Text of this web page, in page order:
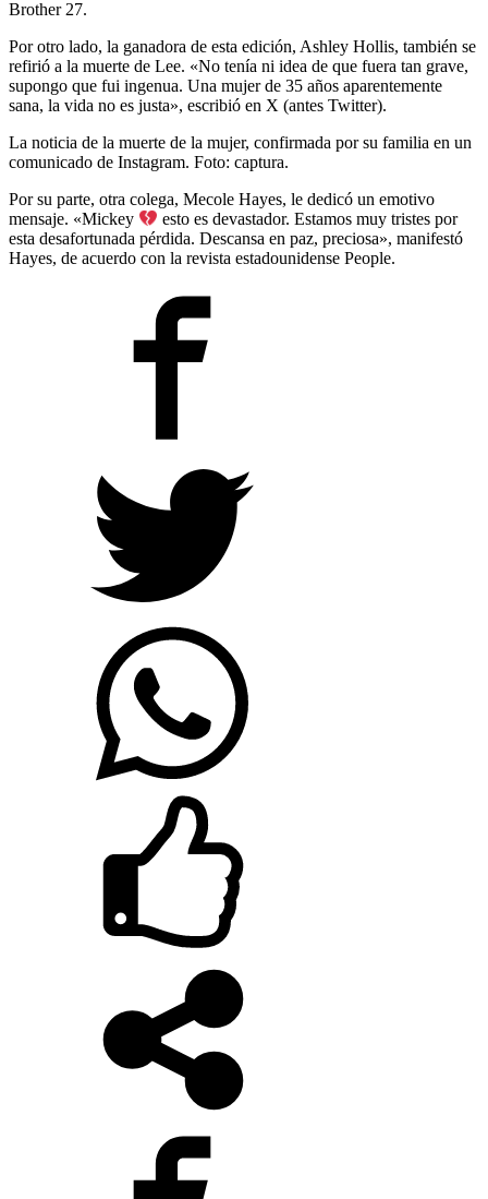
Brother 27.
Por otro lado, la ganadora de esta edición, Ashley Hollis, también se
refirió a la muerte de Lee. «No tenía ni idea de que fuera tan grave,
supongo que fui ingenua. Una mujer de 35 años aparentemente
sana, la vida no es justa», escribió en X (antes Twitter).
La noticia de la muerte de la mujer, confirmada por su familia en un
comunicado de Instagram. Foto: captura.
Por su parte, otra colega, Mecole Hayes, le dedicó un emotivo
mensaje. «Mickey
esto es devastador. Estamos muy tristes por
esta desafortunada pérdida. Descansa en paz, preciosa», manifestó
Hayes, de acuerdo con la revista estadounidense People.